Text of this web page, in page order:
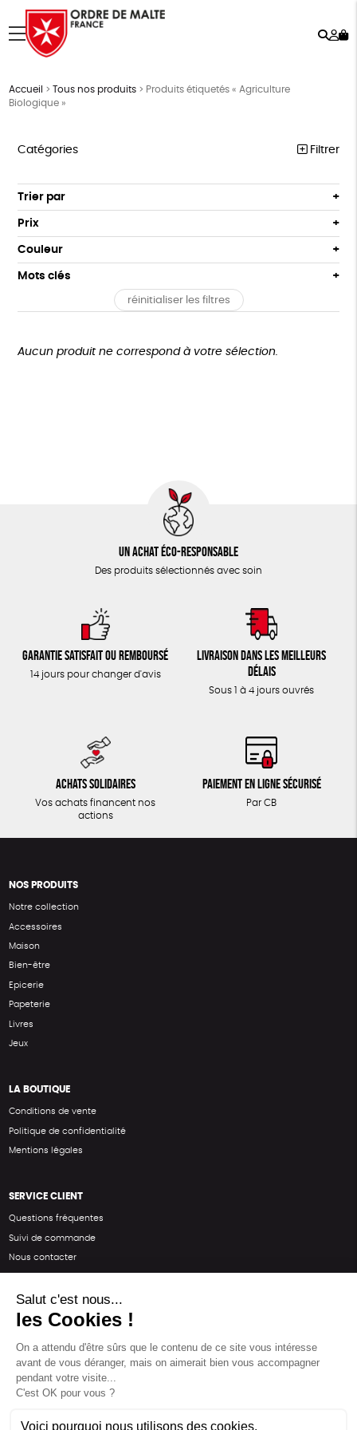
menu
Accueil >Tous nos produits > Produits étiquetés « Agriculture
Biologique »
Catégories Filtrer
NOTRE COLLECTION
ACCESSOIRES
MAISON
BIEN-ÊTRE
ÉPICERIE
Trier par
Par défaut
Popularité
Prix : du - cher au + cher
Prix : du + cher au - cher
Prix
Tous
0 € - 50 €
Plus de 200€
Couleur
Blanc Pur
violet
Mots clés
Fabrication artisanale PEFC Fabriqué en Espagne
réinitialiser les filtres
Aucun produit ne correspond à votre sélection.
Un achat éco-responsable
Des produits sélectionnés avec soin
Garantie satisfait ou remboursé
14 jours pour changer d'avis
Livraison dans les meilleurs
délais
Sous 1 à 4 jours ouvrés
Achats solidaires
Vos achats financent nos
actions
Paiement en ligne sécurisé
Par CB
NOS PRODUITS
Notre collection
Accessoires
Maison
Bien-être
Epicerie
Papeterie
Livres
Jeux
LA BOUTIQUE
Conditions de vente
Politique de confidentialité
Mentions légales
SERVICE CLIENT
Questions fréquentes
Suivi de commande
Nous contacter
SUIVEZ-NOUS